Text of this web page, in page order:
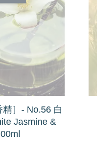
精］- No.56 白
Jasmine &